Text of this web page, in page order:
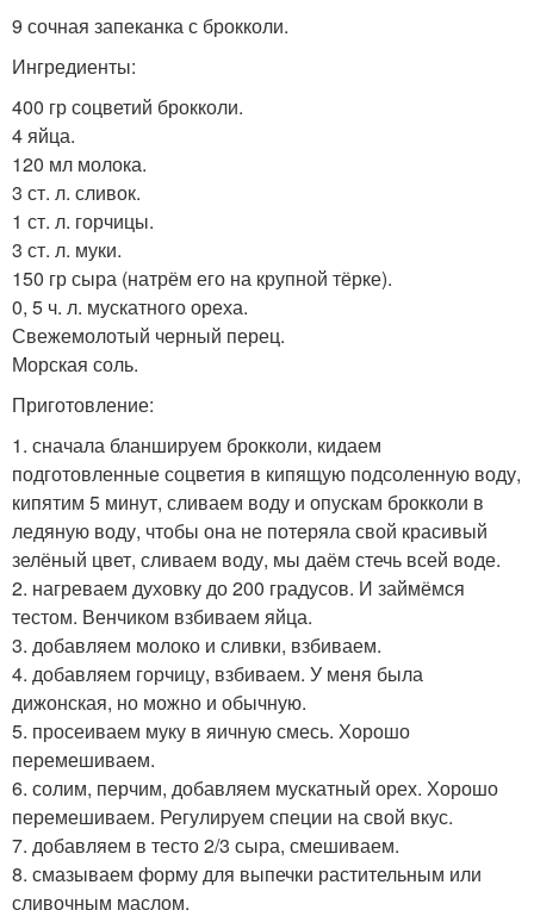
9 сочная запеканка с брокколи.
Ингредиенты:
400 гр соцветий брокколи.
4 яйца.
120 мл молока.
3 ст. л. сливок.
1 ст. л. горчицы.
3 ст. л. муки.
150 гр сыра (натрём его на крупной тёрке).
0, 5 ч. л. мускатного ореха.
Свежемолотый черный перец.
Морская соль.
Приготовление:
1. сначала бланшируем брокколи, кидаем
подготовленные соцветия в кипящую подсоленную воду,
кипятим 5 минут, сливаем воду и опускам брокколи в
ледяную воду, чтобы она не потеряла свой красивый
зелёный цвет, сливаем воду, мы даём стечь всей воде.
2. нагреваем духовку до 200 градусов. И займёмся
тестом. Венчиком взбиваем яйца.
3. добавляем молоко и сливки, взбиваем.
4. добавляем горчицу, взбиваем. У меня была
дижонская, но можно и обычную.
5. просеиваем муку в яичную смесь. Хорошо
перемешиваем.
6. солим, перчим, добавляем мускатный орех. Хорошо
перемешиваем. Регулируем специи на свой вкус.
7. добавляем в тесто 2/3 сыра, смешиваем.
8. смазываем форму для выпечки растительным или
сливочным маслом.